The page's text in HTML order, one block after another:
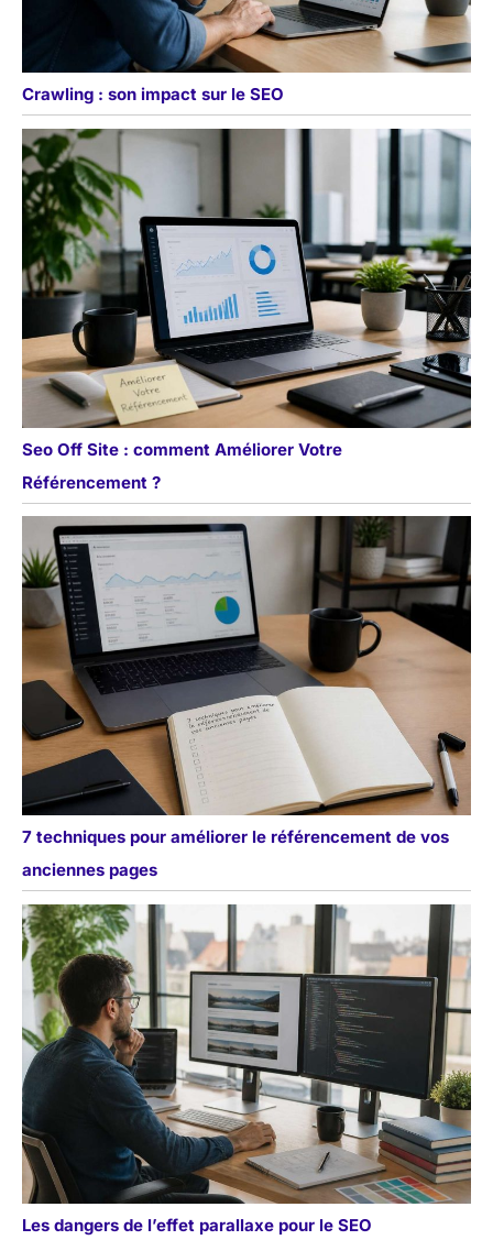
Crawling : son impact sur le SEO
Seo Off Site : comment Améliorer Votre
Référencement ?
7 techniques pour améliorer le référencement de vos
anciennes pages
Les dangers de l’effet parallaxe pour le SEO